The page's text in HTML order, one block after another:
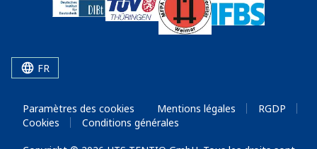
FR
Paramètres des cookies Mentions légales
RGDP
Cookies
Conditions générales